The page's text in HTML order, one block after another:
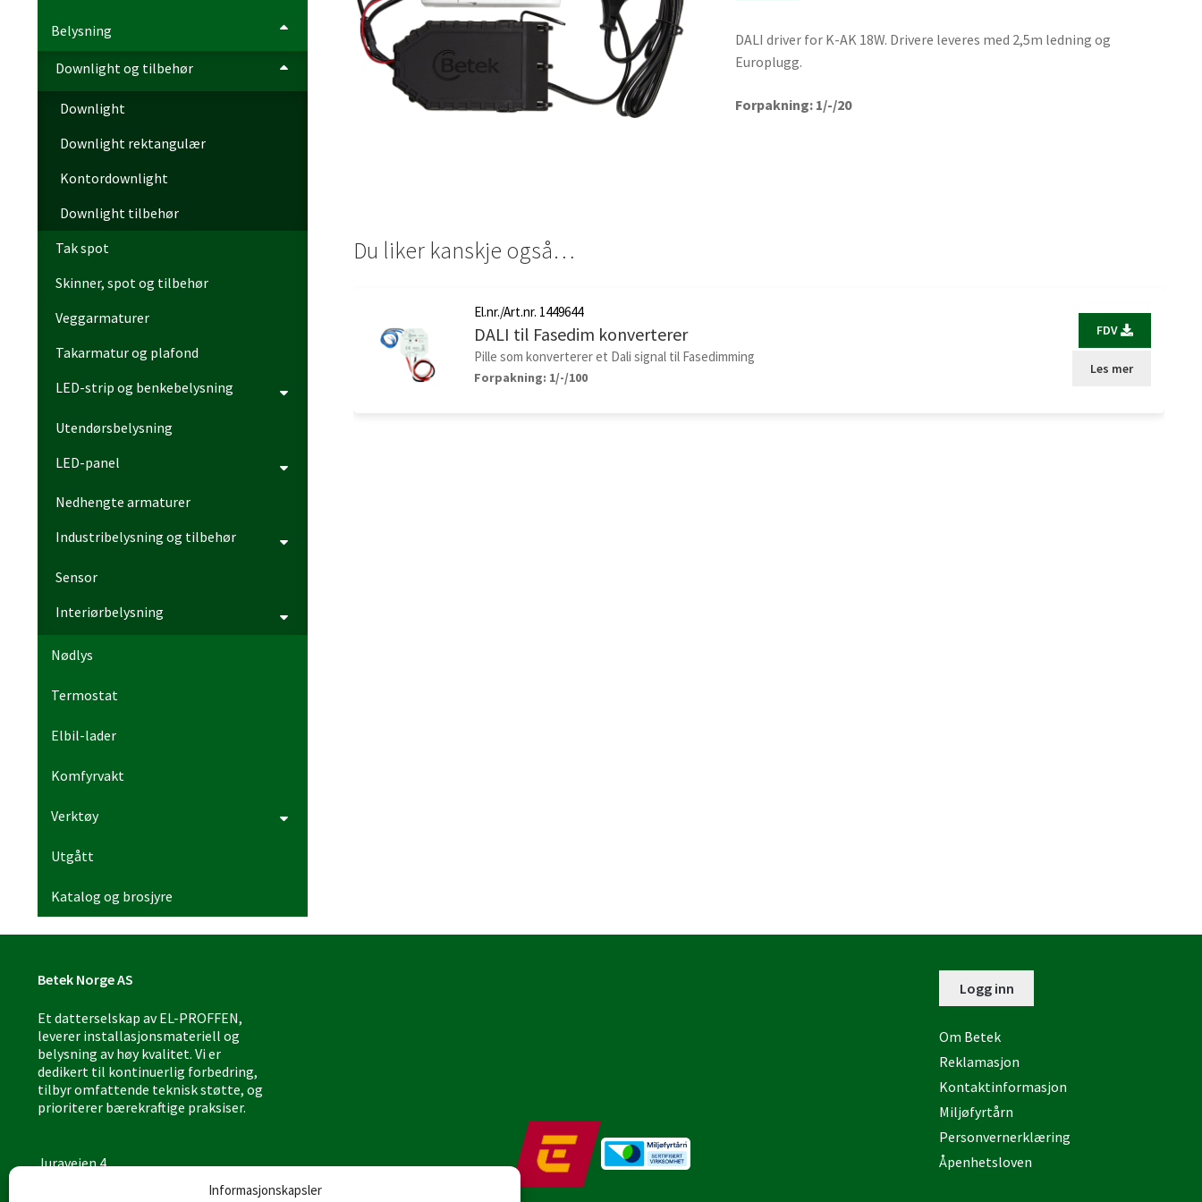
Informasjonskapsler
DALI driver for K-AK 18W. Drivere leveres med 2,5m ledning og
Europlugg.
Forpakning: 1/-/20
Du liker kanskje også…
El.nr./Art.nr. 1449644
DALI til Fasedim konverterer
Pille som konverterer et Dali signal til Fasedimming
Forpakning: 1/-/100
FDV
Les mer
Belysning
Downlight og tilbehør
Downlight
Downlight rektangulær
Kontordownlight
Downlight tilbehør
Tak spot
Skinner, spot og tilbehør
Veggarmaturer
Takarmatur og plafond
LED-strip og benkebelysning
Utendørsbelysning
LED-panel
Nedhengte armaturer
Industribelysning og tilbehør
Sensor
Interiørbelysning
Nødlys
Termostat
Elbil-lader
Komfyrvakt
Verktøy
Utgått
Katalog og brosjyre
Logg inn
Betek Norge AS
Et datterselskap av EL-PROFFEN,
leverer installasjonsmateriell og
belysning av høy kvalitet. Vi er
dedikert til kontinuerlig forbedring,
tilbyr omfattende teknisk støtte, og
prioriterer bærekraftige praksiser.
Juraveien 4
Om Betek
Reklamasjon
Kontaktinformasjon
Miljøfyrtårn
Personvernerklæring
Åpenhetsloven